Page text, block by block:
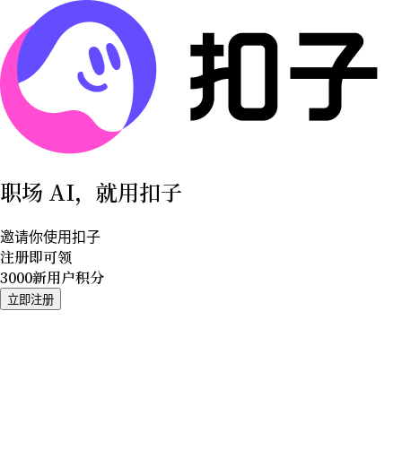
职场 AI，就用扣子
邀请你使用扣子
注册即可领
3000新用户积分
立即注册